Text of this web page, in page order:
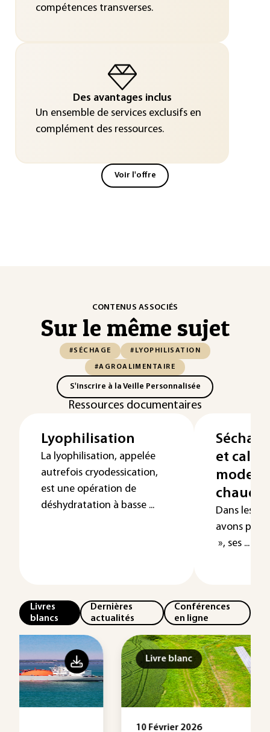
compétences transverses.
Des avantages inclus
Un ensemble de services exclusifs en
complément des ressources.
Voir l'offre
CONTENUS ASSOCIÉS
Sur le même sujet
#SÉCHAGE #LYOPHILISATION
#AGROALIMENTAIRE
S'inscrire à la Veille Personnalisée
Ressources documentaires
Lyophilisation
La lyophilisation, appelée
autrefois cryodessication,
est une opération de
déshydratation à basse ...
et
modes
chaud
Dans les
avons
», ses ...
Livres
blancs
Dernières
actualités
Conférences
en ligne
Livre blanc